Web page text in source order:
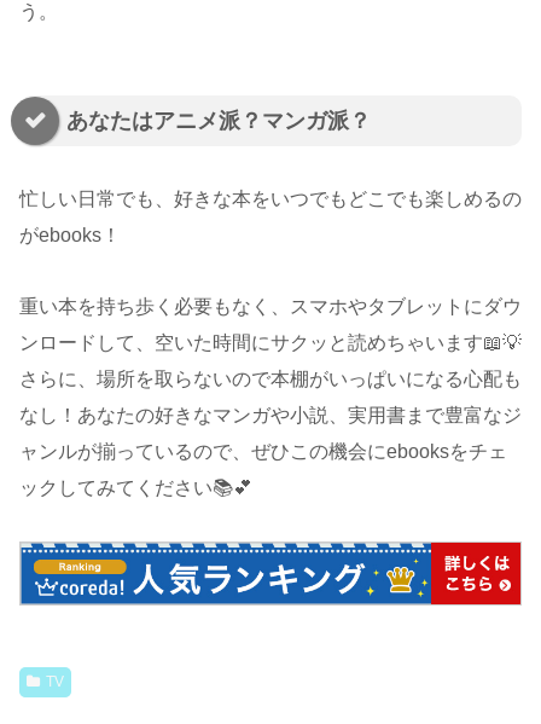
う。
あなたはアニメ派？マンガ派？
忙しい日常でも、好きな本をいつでもどこでも楽しめるの
がebooks！
重い本を持ち歩く必要もなく、スマホやタブレットにダウ
ンロードして、空いた時間にサクッと読めちゃいます📖💡
さらに、場所を取らないので本棚がいっぱいになる心配も
なし！あなたの好きなマンガや小説、実用書まで豊富なジ
ャンルが揃っているので、ぜひこの機会にebooksをチェ
ックしてみてください📚💕
TV